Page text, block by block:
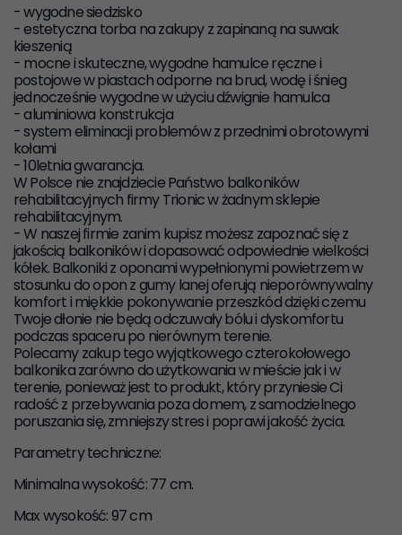
-wygodne siedzisko
-estetyczna torba na zakupyz zapinaną na suwak
kieszenią
- mocne i skuteczne, wygodne hamulce ręczne i
postojowew piastach odporne na brud, wodę i śnieg
jednocześnie wygodne w użyciu dźwignie hamulca
- aluminiowa konstrukcja
- system eliminacji problemów z przednimi obrotowymi
kołami
- 10letnia gwarancja.
W Polsce nie znajdziecie Państwo balkoników
rehabilitacyjnych firmy Trionic w żadnym sklepie
rehabilitacyjnym.
- W naszej firmie zanim kupisz możesz zapoznać się z
jakością balkoników i dopasować odpowiednie wielkości
kółek. Balkoniki z oponami wypełnionymi powietrzem w
stosunku do opon z gumy lanej oferują nieporównywalny
komfort i miękkie pokonywanie przeszkód dzięki czemu
Twoje dłonie nie będą odczuwały bólu i dyskomfortu
podczas spaceru po nierównym terenie.
Polecamy zakup tego wyjątkowego czterokołowego
balkonika zarówno do użytkowania w mieście jak i w
terenie, ponieważ jest to produkt, który przyniesie Ci
radość z przebywania poza domem, z samodzielnego
poruszania się, zmniejszy stres i poprawi jakość życia.
Parametry techniczne:
Minimalna wysokość: 77 cm.
Max wysokość: 97 cm